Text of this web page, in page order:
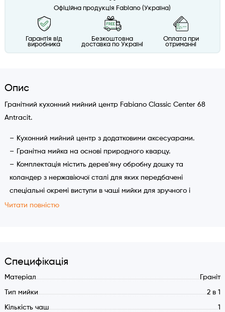
Офіційна продукція Fabiano (Україна)
Гарантія від
виробника
Безкоштовна
доставка по Україні
Оплата при
отриманні
Опис
Гранітний кухонний мийний центр Fabiano Classic Center 68
Antracit.
Кухонний мийний центр з додатковими аксесуарами.
Гранітна мийка на основі природного кварцу.
Комплектація містить дерев'яну обробну дошку та
коландер з нержавіючої сталі для яких передбачені
спеціальні окремі виступи в чаші мийки для зручного і
оптимізованого використання кухонного простору під час
Матеріал: Кварцева основа 80%.
Зливна з сміттєзбірником.
Кріпильний елемент в комплекті (під стільницю).
Додатково:
Читати повністю
Специфікація
Матеріал Граніт
Тип мийки 2 в 1
Кількість чаш 1